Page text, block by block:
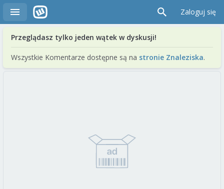
Zaloguj się
Przeglądasz tylko jeden wątek w dyskusji!
Wszystkie Komentarze dostępne są na stronie Znaleziska.